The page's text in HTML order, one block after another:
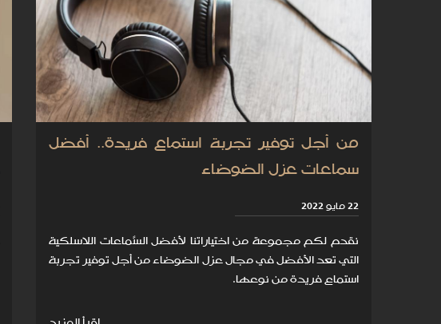
من أجل توفير تجربة استماع فريدة.. أفضل
سماعات عزل الضوضاء
22 مايو 2022
نقدم لكم مجموعة من اختياراتنا لأفضل السَّماعات اللاسلكية
التي تعد الأفضل في مجال عزل الضوضاء من أجل توفير تجربة
استماع فريدة من نوعها.